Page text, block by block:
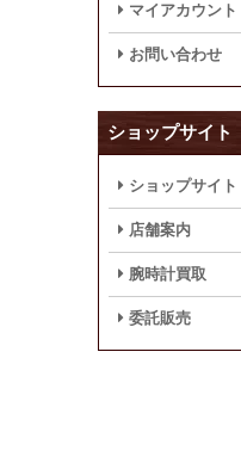
マイアカウント
お問い合わせ
ショップサイト
ショップサイト
店舗案内
腕時計買取
委託販売